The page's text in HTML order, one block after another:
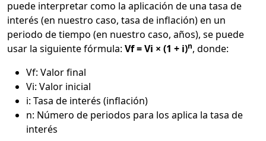
puede interpretar como la aplicación de una tasa de
interés (en nuestro caso, tasa de inflación) en un
periodo de tiempo (en nuestro caso, años), se puede
usar la siguiente fórmula: Vf = Vi × (1 + i)n, donde:
Vf: Valor final
Vi: Valor inicial
i: Tasa de interés (inflación)
n: Número de periodos para los aplica la tasa de
interés